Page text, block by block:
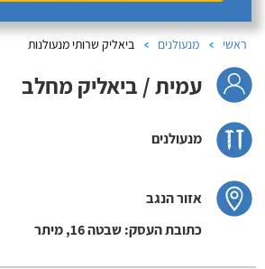
ראשי מנעולנים ביאליק שרותי מנעולנות
עמית / ביאליק מחלב
מנעולנים
אזור הנגב
כתובת העסק: שבטה 16, מיתר